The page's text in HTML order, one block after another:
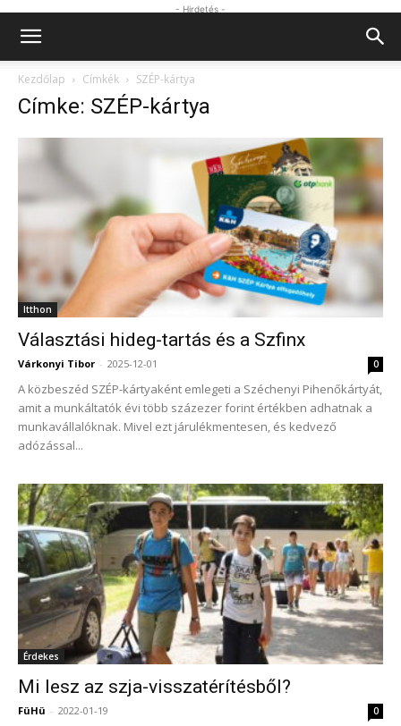
- Hirdetés -
Kezdőlap Címkék SZÉP-kártya
Címke: SZÉP-kártya
Itthon
Választási hideg-tartás és a Szfinx
Várkonyi Tibor - 2025-12-01 0
A közbeszéd SZÉP-kártyaként emlegeti a Széchenyi Pihenőkártyát,
amit a munkáltatók évi több százezer forint értékben adhatnak a
munkavállalóknak. Mivel ezt járulékmentesen, és kedvező
adózással...
Érdekes
Mi lesz az szja-visszatérítésből?
FüHü - 2022-01-19 0